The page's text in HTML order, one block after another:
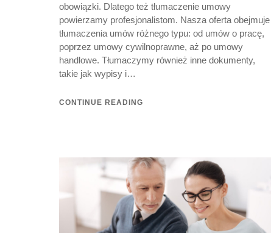
obowiązki. Dlatego też tłumaczenie umowy
powierzamy profesjonalistom. Nasza oferta obejmuje
tłumaczenia umów różnego typu: od umów o pracę,
poprzez umowy cywilnoprawne, aż po umowy
handlowe. Tłumaczymy również inne dokumenty,
takie jak wypisy i…
CONTINUE READING